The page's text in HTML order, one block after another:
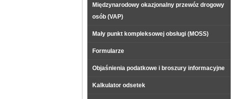
Międzynarodowy okazjonalny przewóz drogowy
osób (VAP)
Mały punkt kompleksowej obsługi (MOSS)
Formularze
Objaśnienia podatkowe i broszury informacyjne
Kalkulator odsetek